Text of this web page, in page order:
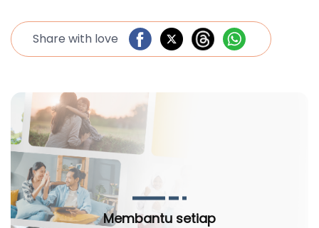
Share with love
Membantu setiap